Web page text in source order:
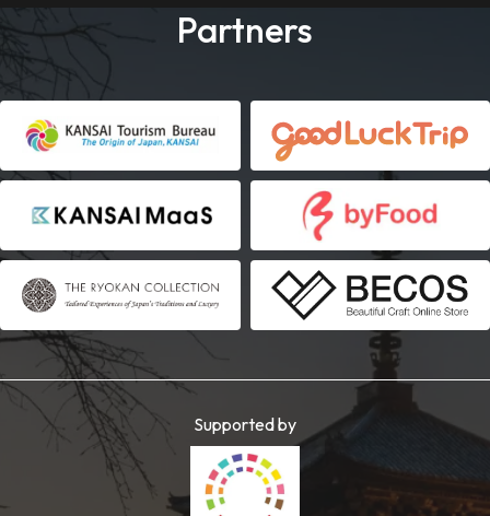
Partners
Supported by